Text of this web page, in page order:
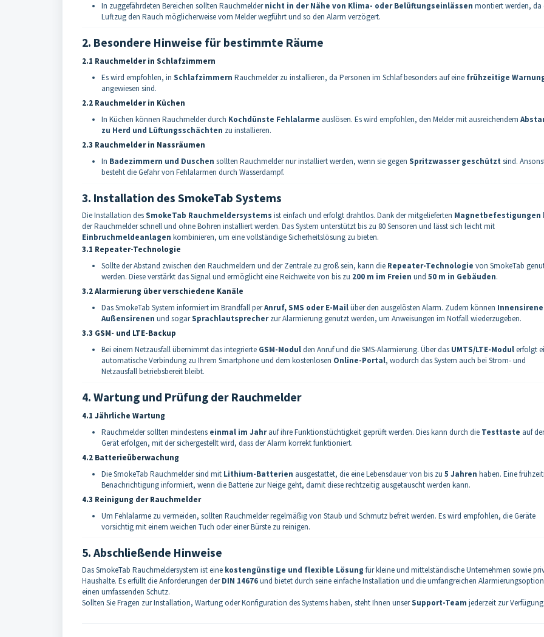
In zuggefährdeten Bereichen sollten Rauchmeldernicht in der Nähe von Klima- oder Belüftungseinlässen montiert werden, da
Luftzug den Rauch möglicherweise vom Melder wegführt und so den Alarm verzögert.
2. Besondere Hinweise für bestimmte Räume
2.1 Rauchmelder in Schlafzimmern
Es wird empfohlen, in Schlafzimmern Rauchmelder zu installieren, da Personen im Schlaf besonders auf eine frühzeitige
angewiesen sind.
2.2 Rauchmelder in Küchen
In Küchen können Rauchmelder durch Kochdünste Fehlalarme auslösen. Es wird empfohlen, den Melder mit ausreichendem
zu Herd und Lüftungsschächten zu installieren.
2.3 Rauchmelder in Nassräumen
In Badezimmern und Duschen sollten Rauchmelder nur installiert werden, wenn sie gegen Spritzwasser geschützt sind.
besteht die Gefahr von Fehlalarmen durch Wasserdampf.
3. Installation des SmokeTab Systems
Die Installation desSmokeTab Rauchmeldersystems ist einfach und erfolgt drahtlos. Dank der mitgelieferten Magnetbefestigungen
der Rauchmelder schnell und ohne Bohren installiert werden. Das System unterstützt bis zu 80 Sensoren und lässt sich leicht mit
Einbruchmeldeanlagen kombinieren, um eine vollständige Sicherheitslösung zu bieten.
3.1 Repeater-Technologie
Sollte der Abstand zwischen den Rauchmeldern und der Zentrale zu groß sein, kann die Repeater-Technologie von SmokeTab
werden. Diese verstärkt das Signal und ermöglicht eine Reichweite von bis zu 200 m im Freien und 50 m in Gebäuden.
3.2 Alarmierung über verschiedene Kanäle
Das SmokeTab System informiert im Brandfall perAnruf, SMS oder E-Mailüber den ausgelösten Alarm. Zudem können
Außensirenen und sogarSprachlautsprecherzur Alarmierung genutzt werden, um Anweisungen im Notfall wiederzugeben.
3.3 GSM- und LTE-Backup
Bei einem Netzausfall übernimmt das integrierte GSM-Modulden Anruf und die SMS-Alarmierung. Über das UMTS/LTE-Modulerfolgt
automatische Verbindung zu Ihrem Smartphone und dem kostenlosen Online-Portal, wodurch das System auch bei Strom- und
Netzausfall betriebsbereit bleibt.
4. Wartung und Prüfung der Rauchmelder
4.1 Jährliche Wartung
Rauchmelder sollten mindestens einmal im Jahrauf ihre Funktionstüchtigkeit geprüft werden. Dies kann durch die Testtaste auf
Gerät erfolgen, mit der sichergestellt wird, dass der Alarm korrekt funktioniert.
4.2 Batterieüberwachung
Die SmokeTab Rauchmelder sind mit Lithium-Batterien ausgestattet, die eine Lebensdauer von bis zu 5 Jahren haben. Eine
Benachrichtigung informiert, wenn die Batterie zur Neige geht, damit diese rechtzeitig ausgetauscht werden kann.
4.3 Reinigung der Rauchmelder
Um Fehlalarme zu vermeiden, sollten Rauchmelder regelmäßig von Staub und Schmutz befreit werden. Es wird empfohlen, die Geräte
vorsichtig mit einem weichen Tuch oder einer Bürste zu reinigen.
5. Abschließende Hinweise
Das SmokeTab Rauchmeldersystem ist eine kostengünstige und flexible Lösung für kleine und mittelständische Unternehmen sowie
Haushalte. Es erfüllt die Anforderungen derDIN 14676und bietet durch seine einfache Installation und die umfangreichen
einen umfassenden Schutz.
Sollten Sie Fragen zur Installation, Wartung oder Konfiguration des Systems haben, steht Ihnen unserSupport-Team jederzeit zur Verfügung.